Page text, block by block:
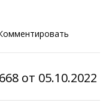
от 05.10.2022